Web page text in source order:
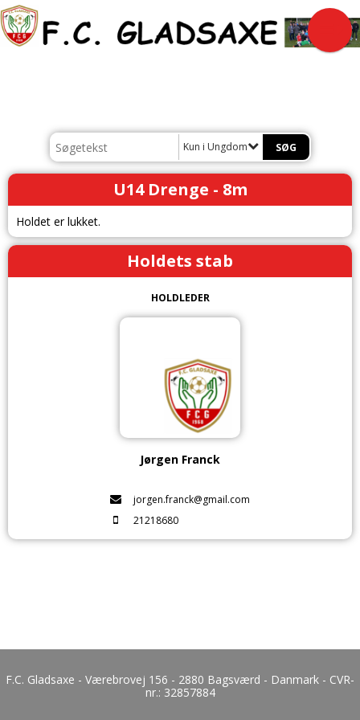
Kun i Ungdom
U14 Drenge - 8m
Holdet er lukket.
Holdets stab
HOLDLEDER
Jørgen Franck
jorgen.franck@gmail.com
21218680
F.C. Gladsaxe - Værebrovej 156 - 2880 Bagsværd - Danmark - CVR-
nr.: 32857884